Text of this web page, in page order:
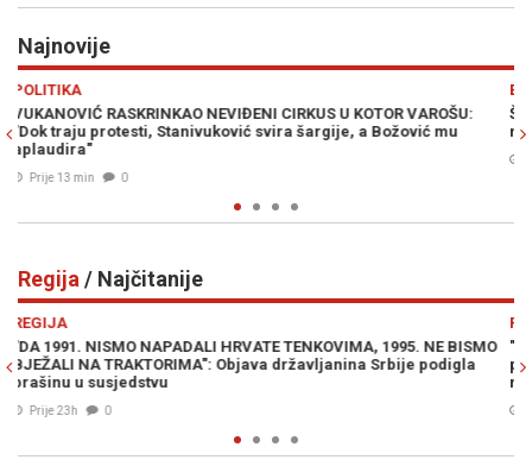
Najnovije
mu
ŠPANIJA POSTAVILA ULTIMATUM ITALIJI: "Imate vremena
nedjelje"
Regija / Najčitanije
BISMO
"NEKO ĆE ZAKUHATI U BIH, NE TREBA VAM CRTATI":
političar širi paniku i traži hitno slanje vojske na granicu sa
našom zemljom
04. Avg. 2026